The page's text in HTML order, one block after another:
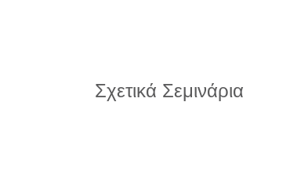
Σχετικά Σεμινάρια